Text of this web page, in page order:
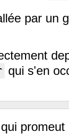
par un
qui s'en